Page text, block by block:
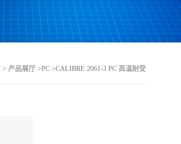
> 产品展厅 >PC >CALIBRE 2061-3 PC 高温耐受